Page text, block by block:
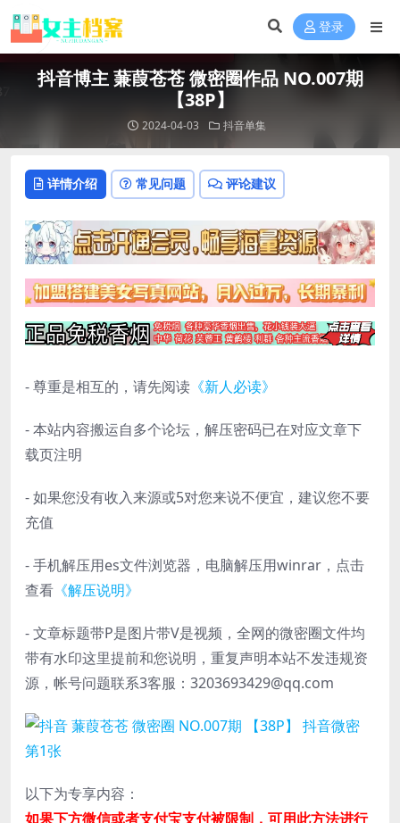
登录
抖音博主 蒹葭苍苍 微密圈作品 NO.007期
【38P】
2024-04-03 抖音单集
详情介绍 常见问题 评论建议
- 尊重是相互的，请先阅读 《新人必读》
- 本站内容搬运自多个论坛，解压密码已在对应文章下
载页注明
- 如果您没有收入来源或5对您来说不便宜，建议您不要
充值
- 手机解压用es文件浏览器，电脑解压用winrar，点击
查看 《解压说明》
- 文章标题带P是图片带V是视频，全网的微密圈文件均
带有水印这里提前和您说明，重复声明本站不发违规资
源，帐号问题联系3客服：3203693429@qq.com
以下为专享内容：
如果下方微信或者支付宝支付被限制，可用此方法进行